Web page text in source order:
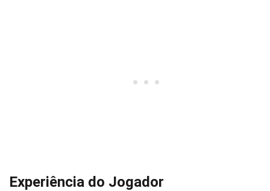
Experiência do Jogador